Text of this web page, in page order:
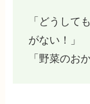
「どうして
がない！」
「野菜のお